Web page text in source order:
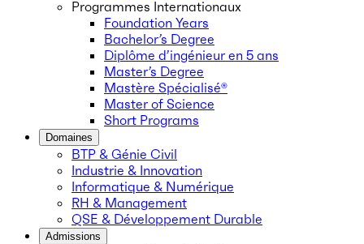
Programmes Internationaux
Foundation Years
Bachelor’s Degree
Diplôme d’ingénieur en 5 ans
Master’s Degree
Mastère Spécialisé®
Master of Science
Short Programs
Domaines
BTP & Génie Civil
Industrie & Innovation
Informatique & Numérique
RH & Management
QSE & Développement Durable
Admissions